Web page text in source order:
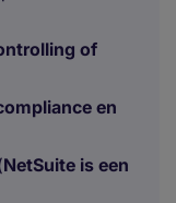
of
en
NetSuite is een